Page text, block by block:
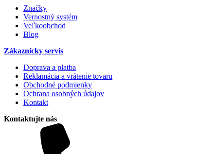
Značky
Vernostný systém
Veľkoobchod
Blog
Zákaznícky servis
Doprava a platba
Reklamácia a vrátenie tovaru
Obchodné podmienky
Ochrana osobných údajov
Kontakt
Kontaktujte nás